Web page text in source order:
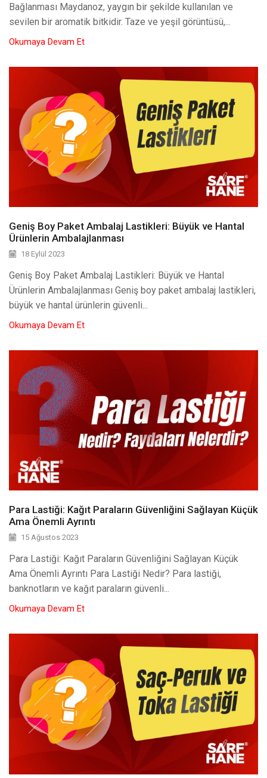
Bağlanması Maydanoz, yaygın bir şekilde kullanılan ve
sevilen bir aromatik bitkidir. Taze ve yeşil görüntüsü,...
Okumaya Devam Et
Geniş Boy Paket Ambalaj Lastikleri: Büyük ve Hantal
Ürünlerin Ambalajlanması
18 Eylül 2023
Geniş Boy Paket Ambalaj Lastikleri: Büyük ve Hantal
Ürünlerin Ambalajlanması Geniş boy paket ambalaj lastikleri,
büyük ve hantal ürünlerin güvenli...
Okumaya Devam Et
Para Lastiği: Kağıt Paraların Güvenliğini Sağlayan Küçük
Ama Önemli Ayrıntı
15 Ağustos 2023
Para Lastiği: Kağıt Paraların Güvenliğini Sağlayan Küçük
Ama Önemli Ayrıntı Para Lastiği Nedir? Para lastiği,
banknotların ve kağıt paraların güvenli...
Okumaya Devam Et